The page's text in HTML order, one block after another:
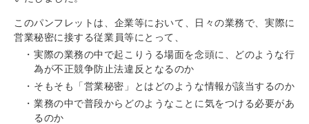
このパンフレットは、企業等において、日々の業務で、実際に
営業秘密に接する従業員等にとって、
実際の業務の中で起こりうる場面を念頭に、どのような行
為が不正競争防止法違反となるのか
そもそも「営業秘密」とはどのような情報が該当するのか
業務の中で普段からどのようなことに気をつける必要があ
るのか